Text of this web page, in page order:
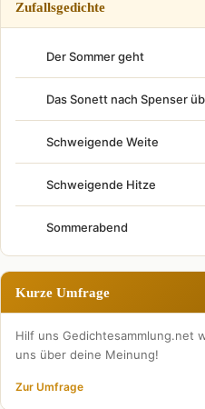
Zufallsgedichte
Der Sommer geht
Das Sonett nach Spenser
Schweigende Weite
Schweigende Hitze
Sommerabend
Kurze Umfrage
Hilf uns
uns über deine Meinung!
Zur Umfrage